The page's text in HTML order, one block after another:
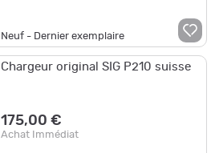
Neuf - Dernier exemplaire
Chargeur original SIG P210 suisse
175,00 €
Achat Immédiat